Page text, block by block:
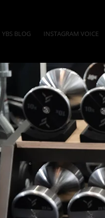
YBS BLOG INSTAGRAM VOICE